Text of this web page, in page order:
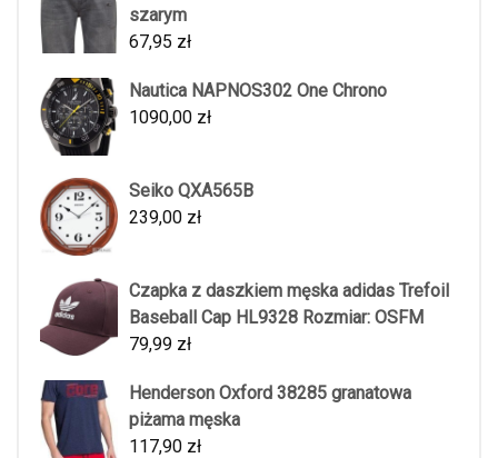
szarym
67,95 zł
Nautica NAPNOS302 One Chrono
1090,00 zł
Seiko QXA565B
239,00 zł
Czapka z daszkiem męska adidas Trefoil
Baseball Cap HL9328 Rozmiar: OSFM
79,99 zł
Henderson Oxford 38285 granatowa
piżama męska
117,90 zł